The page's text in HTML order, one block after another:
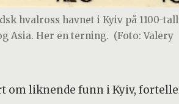
hvalross havnet i Kyiv på 1100-
Asia. Her en terning. (Foto: Valery
om liknende funn i Kyiv,